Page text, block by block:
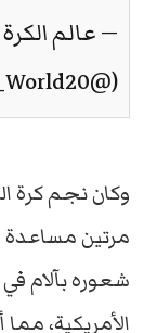
— عالم
(@Tennis_World20)
وكان نجم كرة
مرتين مساعدة
شعوره بآلام
الأمريكية،